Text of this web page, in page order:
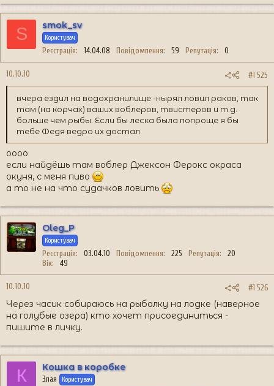
S smok_sv
Користувач
Реєстрація 14.04.08 Повідомлення 59 Репутація 0
10.10.10 #1 525
вчера ездил на водохранилище -нырял ловил раков, так
там (на корчах) ваших воблеров, твистеров и т.д.
больше чем рыбы. Если бы леска была попроще я бы
тебе Федя ведро их достал
оооо
если найдёшь там воблер Джексон Ферокс окраса
окуня, с меня пиво
а то не на что судачков ловить
Oleg_P
Користувач
Реєстрація 03.04.10 Повідомлення 225 Репутація
20
Вік
49
10.10.10 #1 526
Через часик собираюсь на рыбалку на лодке (наверное
на голубые озера) кто хочет присоединиться -
пишите в личку.
К Кошка в коробке
Злая Користувач